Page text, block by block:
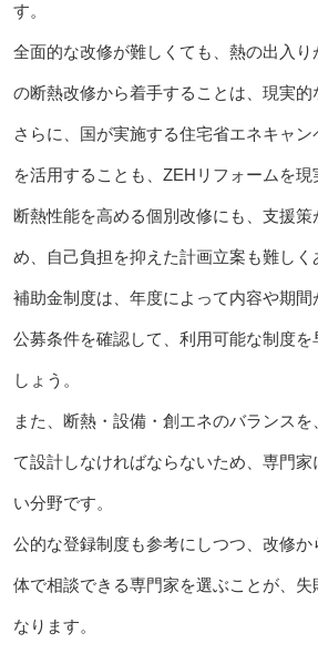
す。
全面的な改修が難しくても、熱の出入
の断熱改修から着手することは、現実的
さらに、国が実施する住宅省エネキャ
を活用することも、ZEHリフォームを現
断熱性能を高める個別改修にも、支援策
め、自己負担を抑えた計画立案も難しく
補助金制度は、年度によって内容や期
公募条件を確認して、利用可能な制度を
しょう。
また、断熱・設備・創エネのバランス
て設計しなければならないため、専門家
い分野です。
公的な登録制度も参考にしつつ、改修
体で相談できる専門家を選ぶことが、失
なります。